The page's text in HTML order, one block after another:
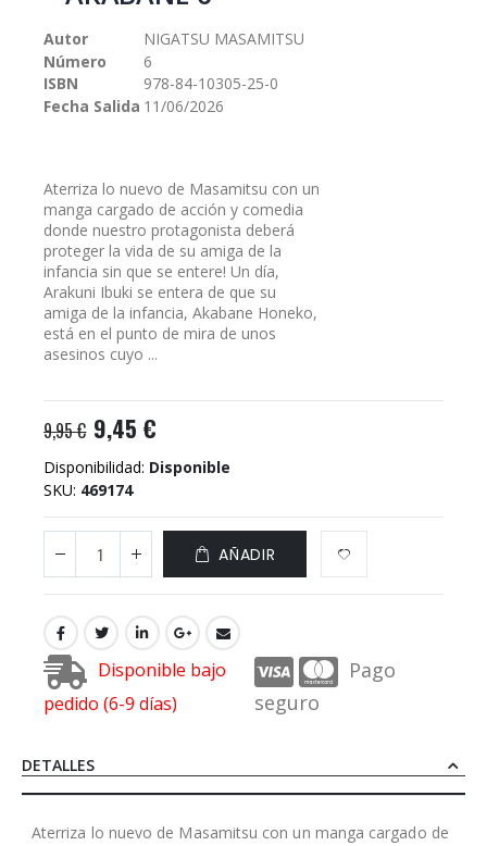
imágenes
Autor
NIGATSU MASAMITSU
Número
6
ISBN
978-84-10305-25-0
Fecha Salida 11/06/2026
Aterriza lo nuevo de Masamitsu con un
manga cargado de acción y comedia
donde nuestro protagonista deberá
proteger la vida de su amiga de la
infancia sin que se entere! Un día,
Arakuni Ibuki se entera de que su
amiga de la infancia, Akabane Honeko,
está en el punto de mira de unos
asesinos cuyo ...
9,95 € 9,45 €
Disponibilidad: Disponible
SKU 469174
AÑADIR
Disponible bajo
pedido (6-9 días)
Pago
seguro
DETALLES
Aterriza lo nuevo de Masamitsu con un manga cargado de